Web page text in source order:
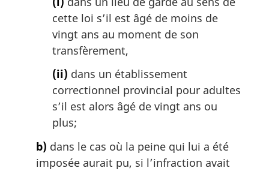
cette loi s’il est âgé de moins de
vingt ans au moment de son
transfèrement,
(ii) dans un établissement
correctionnel provincial pour adultes
s’il est alors âgé de vingt ans ou
plus;
b) dans le cas où la peine qui lui a été
imposée aurait pu, si l’infraction avait